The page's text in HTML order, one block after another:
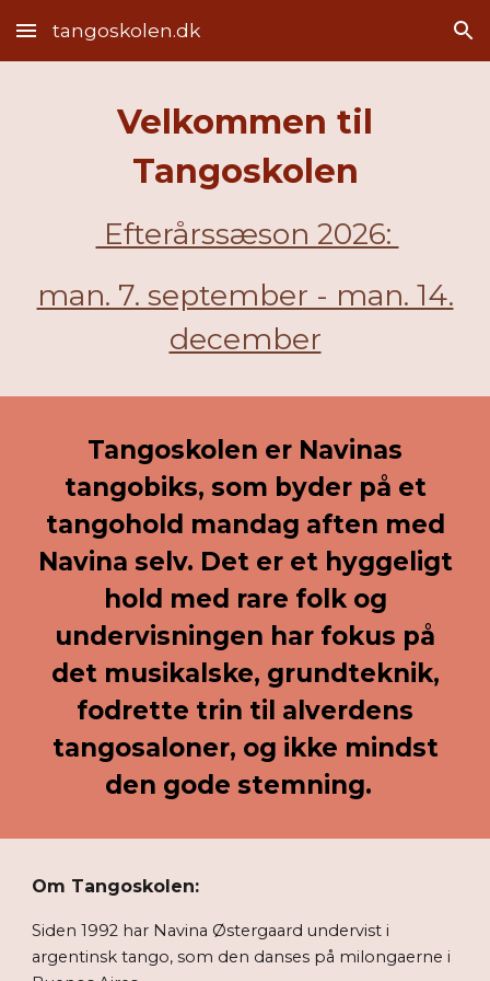
Skip to main content Skip to navigation
tangoskolen.dk
Velkommen til
Tangoskolen
Efterårssæson 2026:
man. 7. september - man. 14.
december
Tangoskolen er Navinas
tangobiks, som byder på et
tangohold mandag aften med
Navina selv. Det er et hyggeligt
hold med rare folk og
undervisningen har fokus på
det musikalske, grundteknik,
fodrette trin til alverdens
tangosaloner, og ikke mindst
den gode stemning.
Om Tangoskolen:
Siden 1992 har Navina Østergaard undervist i
argentinsk tango, som den danses på milongaerne i